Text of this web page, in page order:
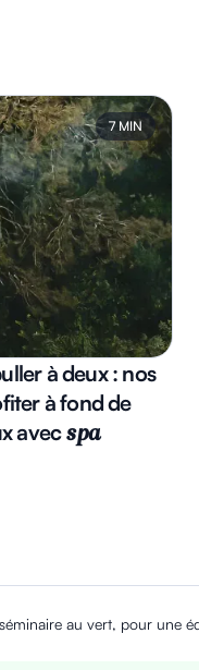
7 MIN
à deux : nos
à fond de
avec spa
au vert, pour une